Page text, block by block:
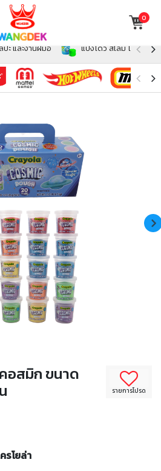
0
ะ และงานฝีมือ แป้งโดว์ สไลม์ โฟม สำห
รายการโปรด
อสมิก ขนาด
รโยล่า